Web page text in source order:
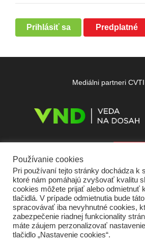
Prihlásiť sa Predplatné
Mediálni partneri
Domov O nás Kontakt Vydavateľ
Používanie cookies
Pri používaní tejto stránky dochádza k
ktoré nám pomáhajú zvyšovať kvalitu
cookies môžete prijať alebo odmietnuť
tlačidlá. V prípade odmietnutia bude
spracovávať iba nevyhnutné cookies,
zabezpečenie riadnej funkcionality
máte záujem perzonalizovať
tlačidlo „Nastavenie cookies“.